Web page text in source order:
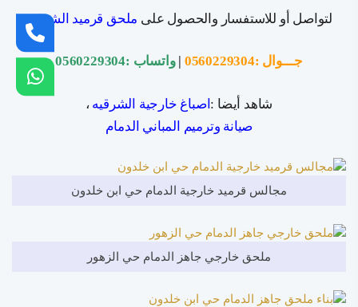
لتواصل أو للاستفسار والحصول على ملحق قرميد الشرقية
جـــوال :0560229304 واتساب :0560229304
شاهد أيضا : اصباغ خارجية الشرقيه ،
صيانة وترميم المباني الدمام
مجالس قرميد خارجية الدمام حي ابن خلدون
ملحق خارجي جاهز الدمام حي الزهور